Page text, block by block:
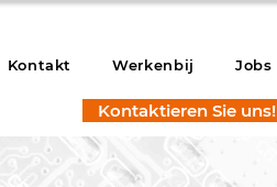
Kontakt Werkenbij Jobs
Kontaktieren Sie uns!